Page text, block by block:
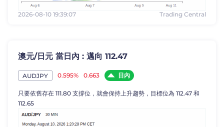
2026-08-10 19:39:07 Trading Central
澳元/日元 當日內 : 邁向 112.47
AUDJPY 0.595% 0.663 日內
只要依舊存在 111.80 支撐位，就會保持上升趨勢，目標位為 112.47 和
112.65